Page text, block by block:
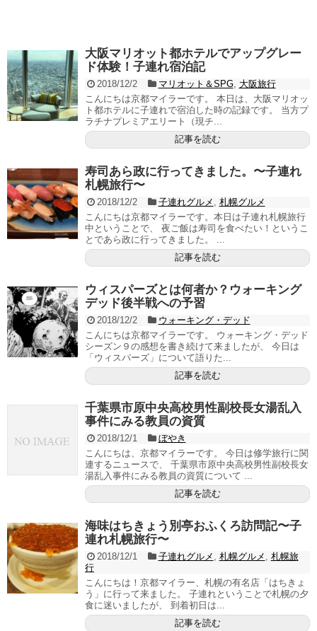
大阪マリオット都ホテルでアップグレー
ド体験！子連れ宿泊記
2018/12/2 マリオット＆SPG, 大阪旅行
こんにちは京都マイラーです。 本日は、大阪マリオッ
ト都ホテルに子連れで宿泊した時の記録です。 当方プ
ラチナプレミアエリート（現チ...
記事を読む
寿司あら政に行ってきました。〜子連れ
札幌旅行〜
2018/12/2 子連れグルメ , 札幌グルメ
こんにちは京都マイラーです。本日は子連れ札幌旅行
中ということで、 夜ご飯は寿司を食べたい！というこ
とであら政に行ってきました。 ...
記事を読む
ウィスパーズとは何者か？ウォーキング
デッド後半戦への予習
2018/12/2
ウォーキング・デッド
こんにちは京都マイラーです。 ウォーキング・デッド
シーズン９の感想を書き続けて来ましたが、 今日は
「ウィスパーズ」について語りた...
記事を読む
千葉県市原中央高校男性副校長女湯乱入
事件にみる教員の資質
2018/12/1
ぼやき
こんにちは、京都マイラーです。 今日は修学旅行に関
連するニュースで、 千葉県市原中央高校男性副校長女
湯乱入事件にみる教員の資質について ...
記事を読む
海味はちきょう別亭おふくろ訪問記〜子
連れ札幌旅行〜
2018/12/1 子連れグルメ , 札幌グルメ , 札幌旅
行
こんにちは！京都マイラー、札幌の有名店「はちきょ
う」に行って来ました。 子連れということで札幌の夕
食に迷いましたが、 到着初日は...
記事を読む